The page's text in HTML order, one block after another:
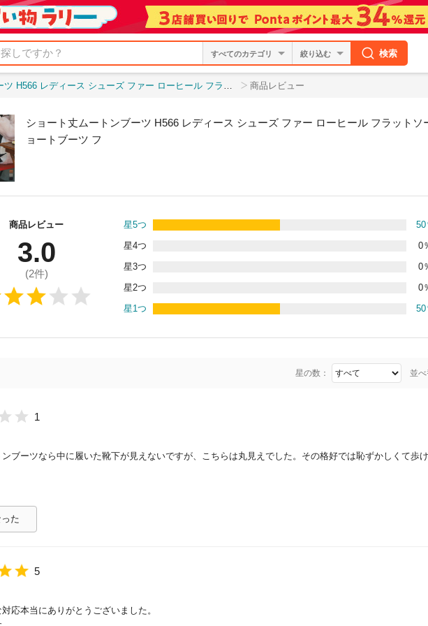
絞り込む 検索
シューズ ファー ローヒール フラットソール カジュアル 秋冬 歩きやすい ショートブーツ フ 商品レビュー
ショート丈ムートンブーツ H566 レディース シューズ ファー ローヒール フラット
ョートブーツ フ
商品レビュー
3.0
(2件)
星5つ 50
星4つ
0
星3つ
0
星2つ
0
星1つ
50
星の数： 並べ
1
ブーツなら中に履いた靴下が見えないですが、こちらは丸見えでした。その格好では恥ずかしくて歩け
た
5
応本当にありがとうございました。